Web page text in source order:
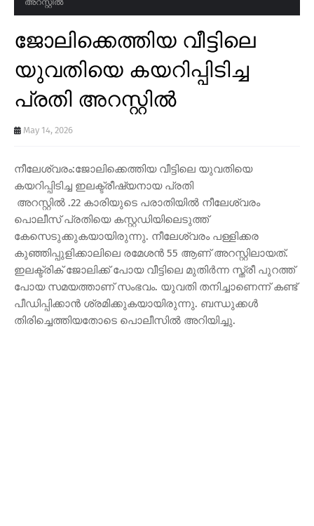
അറസ്റ്റിൽ
ജോലിക്കെത്തിയ വീട്ടിലെ
യുവതിയെ കയറിപ്പിടിച്ച
പ്രതി അറസ്റ്റിൽ
May 14, 2026
നീലേശ്വരം:ജോലിക്കെത്തിയ വീട്ടിലെ യുവതിയെ
കയറിപ്പിടിച്ച ഇലക്ട്രീഷ്യനായ പ്രതി
അറസ്റ്റിൽ .22 കാരിയുടെ പരാതിയിൽ നീലേശ്വരം
പൊലീസ് പ്രതിയെ കസ്റ്റഡിയിലെടുത്ത്
കേസെടുക്കുകയായിരുന്നു. നീലേശ്വരം പള്ളിക്കര
കുഞ്ഞിപ്പുളിക്കാലിലെ രമേശൻ 55 ആണ് അറസ്റ്റിലായത്.
ഇലക്ട്രിക് ജോലിക്ക് പോയ വീട്ടിലെ മുതിർന്ന സ്ത്രീ പുറത്ത്
പോയ സമയത്താണ് സംഭവം. യുവതി തനിച്ചാണെന്ന് കണ്ട്
പീഡിപ്പിക്കാൻ ശ്രമിക്കുകയായിരുന്നു. ബന്ധുക്കൾ
തിരിച്ചെത്തിയതോടെ പൊലീസിൽ അറിയിച്ചു.